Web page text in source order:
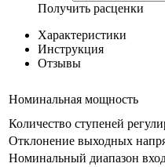
Получить расценки
Характеристики
Инструкция
Отзывы
Номинальная мощность
Количество ступеней
Отклонение выходных
Номинальный диапазон